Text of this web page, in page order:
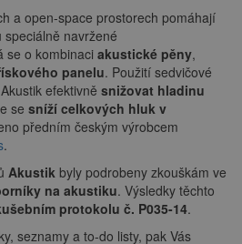
a open-space prostorech pomáhají
navržené
se o kombinaci akustické pěny,
panelu. Použití sedvičové
efektivně snižovat hladinu
se sníží celkových hluk v
předním českým výrobcem
.
Akustik byly podrobeny zkouškám ve
na akustiku. Výsledky těchto
protokolu č. P035-14.
seznamy a to-do listy, pak Vás